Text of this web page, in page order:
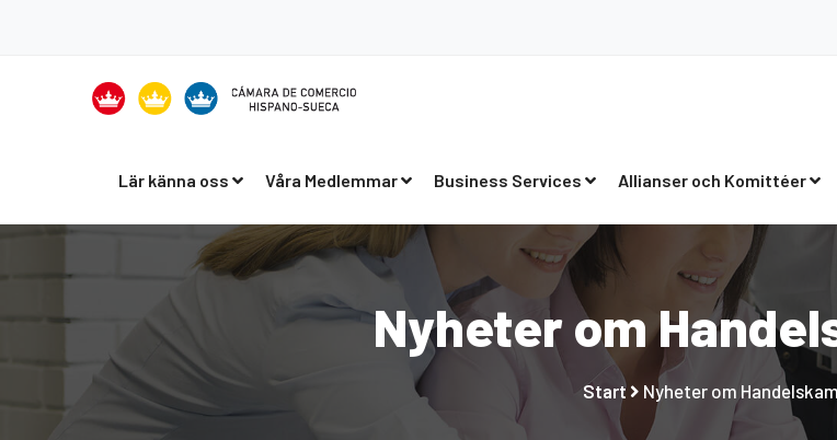
Lär känna oss Våra Medlemmar Business Services Allianser och Komittéer
Nyheter om
Start Nyheter om